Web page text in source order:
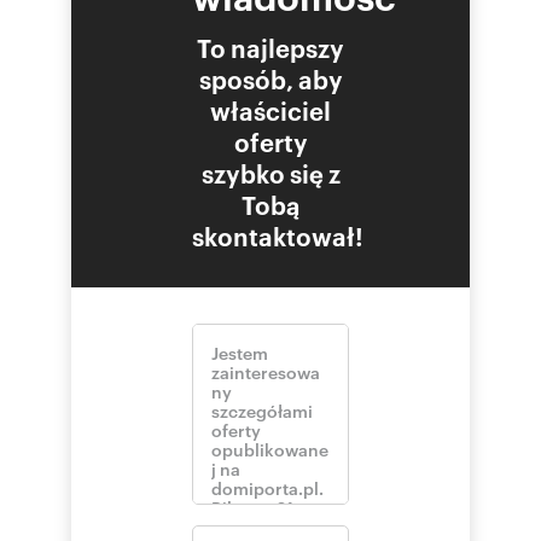
To najlepszy
sposób, aby
właściciel
oferty
szybko się z
Tobą
skontaktował!